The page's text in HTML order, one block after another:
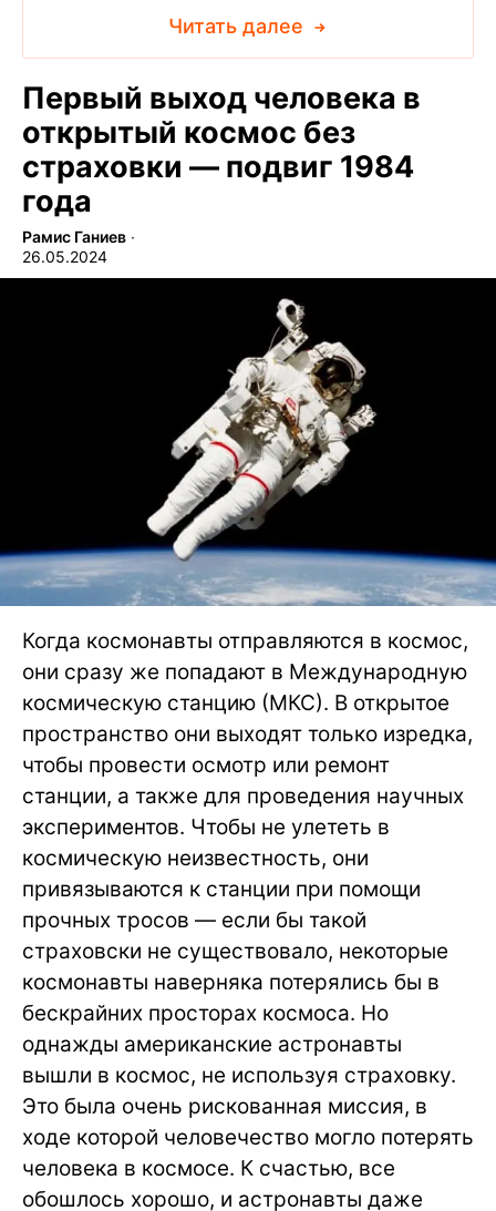
Читать далее
Первый выход человека в
открытый космос без
страховки — подвиг 1984
года
Рамис Ганиев ∙
26.05.2024
Когда космонавты отправляются в космос,
они сразу же попадают в Международную
космическую станцию (МКС). В открытое
пространство они выходят только изредка,
чтобы провести осмотр или ремонт
станции, а также для проведения научных
экспериментов. Чтобы не улететь в
космическую неизвестность, они
привязываются к станции при помощи
прочных тросов — если бы такой
страховски не существовало, некоторые
космонавты наверняка потерялись бы в
бескрайних просторах космоса. Но
однажды американские астронавты
вышли в космос, не используя страховку.
Это была очень рискованная миссия, в
ходе которой человечество могло потерять
человека в космосе. К счастью, все
обошлось хорошо, и астронавты даже